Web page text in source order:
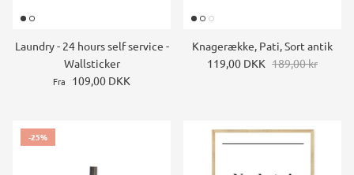
Laundry - 24 hours self service -
Wallsticker
Fra 109,00 DKK
Knagerække, Pati, Sort antik
119,00 DKK 189,00 kr
-25%